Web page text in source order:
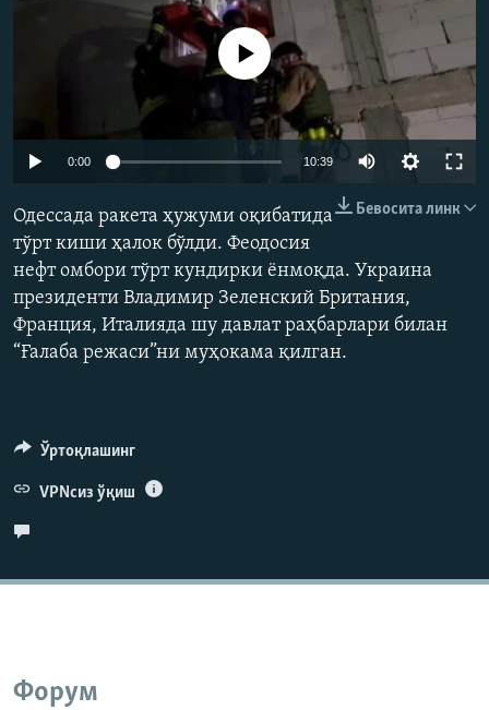
Озодлик бошқа тилларда
Auto 240p 480p
720p 1080p
Айни дамда медиа-манба мавжуд эмас
0:00 10:39
480p
Бевосита линк
Одессада ракета ҳужуми оқибатида
тўрт киши ҳалок бўлди. Феодосия
нефт омбори тўрт кундирки ёнмоқда. Украина
президенти Владимир Зеленский Британия,
Франция, Италияда шу давлат раҳбарлари билан
“Ғалаба режаси”ни муҳокама қилган.
Ўртоқлашинг
VPNсиз ўқиш
Форум